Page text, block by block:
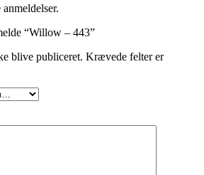
“Willow – 443”
blive publiceret. Krævede felter er